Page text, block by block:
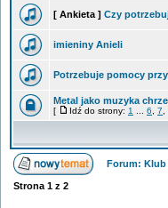
[ Ankieta ] Czy
imieniny Anieli
Potrzebuje pomocy
Metal jako muzyka
[ Idź do strony: 1 6 7
Forum: Klub
Strona 1 z 2